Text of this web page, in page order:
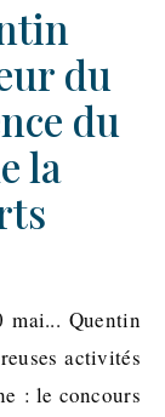
du
du
la
activités
: le concours